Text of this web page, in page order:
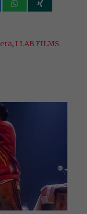
, I LAB FILMS